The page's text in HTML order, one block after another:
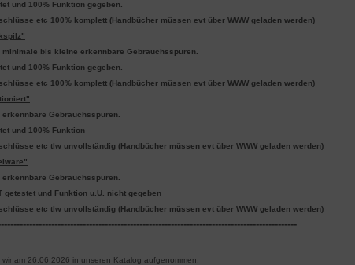
und 100% Funktion gegeben.
etc 100% komplett (Handbücher müssen evt über WWW geladen werden)
bis kleine erkennbare Gebrauchsspuren.
und 100% Funktion gegeben.
etc 100% komplett (Handbücher müssen evt über WWW geladen werden)
Gebrauchsspuren.
und 100% Funktion
etc tlw unvollständig (Handbücher müssen evt über WWW geladen werden)
Gebrauchsspuren.
getestet und Funktion u.U. nicht gegeben
etc tlw unvollständig (Handbücher müssen evt über WWW geladen werden)
wir am 26.06.2026 in unseren Katalog aufgenommen.